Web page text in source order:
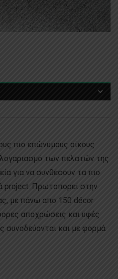
πιο επώνυμους οίκους
λογαριασμό των πελατών της
για να συνθέσουν τα πιο
project. Πρωτοπορεί στην
με πάνω από 150 décor
αποχρώσεις και υφές
συνοδεύονται και με φορμά